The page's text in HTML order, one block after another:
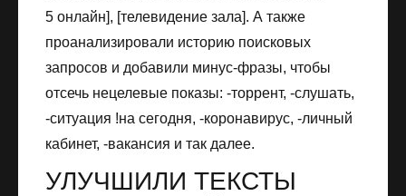
5 онлайн], [телевидение зала]. А также
проанализировали историю поисковых
запросов и добавили минус-фразы, чтобы
отсечь нецелевые показы: -торрент, -слушать,
-ситуация !на сегодня, -коронавирус, -личный
кабинет, -вакансия и так далее.
УЛУЧШИЛИ ТЕКСТЫ